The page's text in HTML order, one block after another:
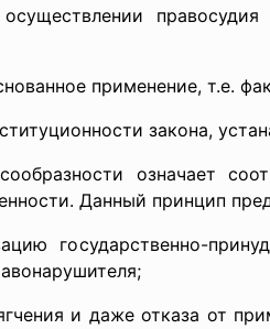
применение, т.е.
закона,
означает
Данный принцип
и даже отказа от